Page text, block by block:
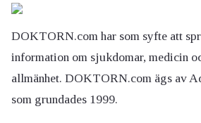
DOKTORN.com har som syfte att
information om sjukdomar, medicin
allmänhet. DOKTORN.com ägs av
som grundades 1999.